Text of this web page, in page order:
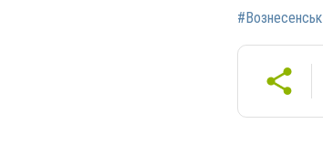
#Вознесенськ